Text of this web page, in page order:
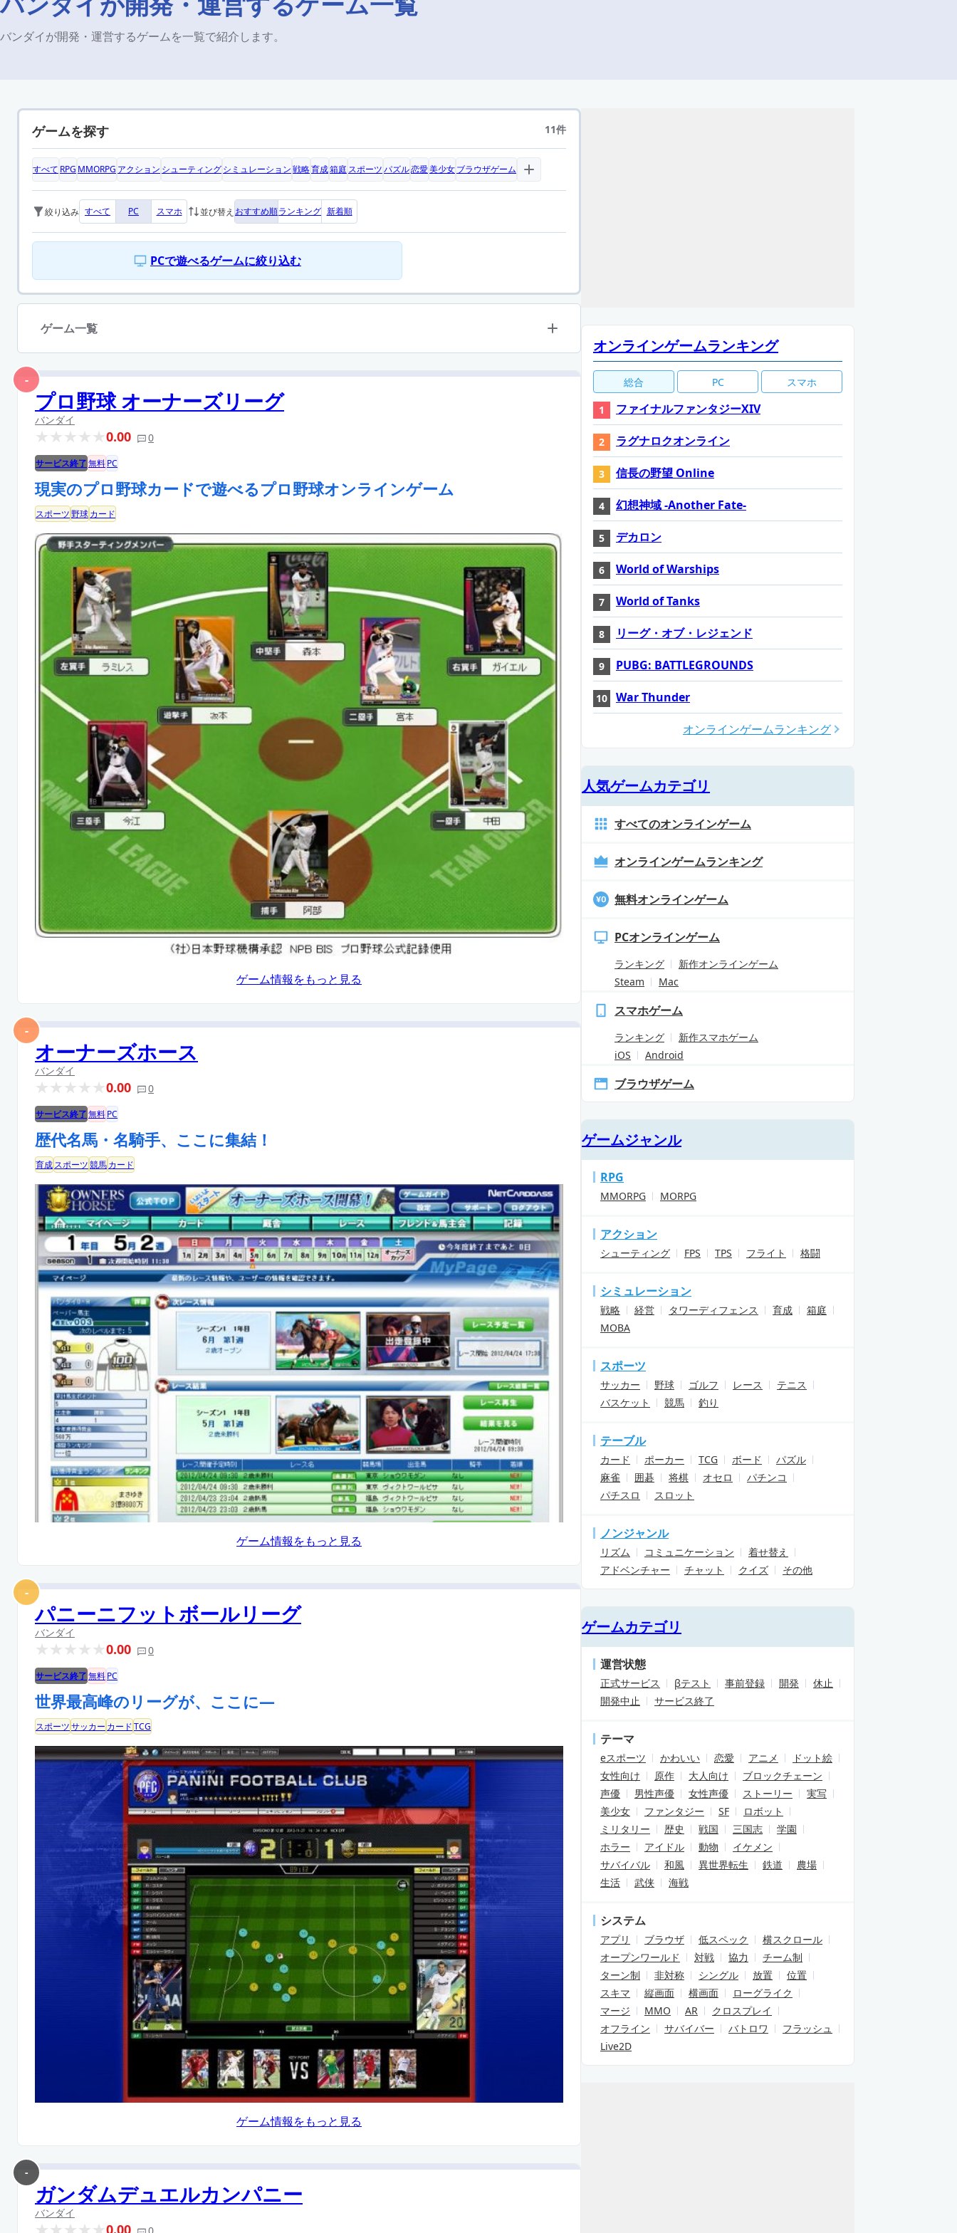
バンダイが開発・運営するゲームを一覧で紹介します。
ゲームを探す 11件
すべて RPG MMORPG アクション シューティングシミュレーション戦略育成箱庭 スポーツパズル恋愛美少女ブラウザゲーム
絞り込み すべて PC スマホ 並び替え おすすめ順ランキング 新着順
PCで遊べるゲームに絞り込む
ゲーム一覧
プロ野球 オーナーズリーグ
バンダイ
0.00 0
-
サービス終了無料PC
現実のプロ野球カードで遊べるプロ野球オンラインゲーム
スポーツ野球カード
ゲーム情報をもっと見る
オーナーズホース
バンダイ
0.00 0
-
サービス終了無料PC
歴代名馬・名騎手、ここに集結！
育成スポーツ競馬カード
ゲーム情報をもっと見る
パニーニフットボールリーグ
バンダイ
0.00 0
-
サービス終了無料PC
世界最高峰のリーグが、ここに―
スポーツサッカー カードTCG
ゲーム情報をもっと見る
ガンダムデュエルカンパニー
バンダイ
-
オンラインゲームランキング
総合 PC スマホ
ファイナルファンタジーXIV
ラグナロクオンライン
信長の野望 Online
幻想神域 -Another Fate-
デカロン
World of Warships
World of Tanks
リーグ・オブ・レジェンド
PUBG: BATTLEGROUNDS
War Thunder
オンラインゲームランキング
人気ゲームカテゴリ
すべてのオンラインゲーム
オンラインゲームランキング
無料オンラインゲーム
PCオンラインゲーム
ランキング
新作オンラインゲーム
Steam
Mac
スマホゲーム
ランキング
新作スマホゲーム
iOS
Android
ブラウザゲーム
ゲームジャンル
RPG
MMORPG MORPG
アクション
シューティング FPS TPS フライト 格闘
シミュレーション
戦略 経営 タワーディフェンス 育成
箱庭
MOBA
スポーツ
サッカー 野球 ゴルフ レース
テニス
バスケット
競馬 釣り
テーブル
カード ポーカー TCG ボード
パズル
麻雀
囲碁 将棋 オセロ
パチンコ
パチスロ
スロット
ノンジャンル
リズム コミュニケーション
着せ替え
アドベンチャー
チャット クイズ その他
ゲームカテゴリ
運営状態
正式サービス βテスト 事前登録 開発
休止
開発中止
サービス終了
テーマ
eスポーツ かわいい 恋愛 アニメ
ドット絵
女性向け
原作 大人向け
ブロックチェーン
声優
男性声優 女性声優 ストーリー
実写
美少女
ファンタジー SF
ロボット
ミリタリー
歴史 戦国 三国志
学園
ホラー
アイドル 動物
イケメン
サバイバル
和風 異世界転生 鉄道
農場
生活
武侠 海戦
システム
アプリ ブラウザ 低スペック
横スクロール
オープンワールド
対戦 協力
チーム制
ターン制
非対称 シングル 放置
位置
スキマ
縦画面 横画面
ローグライク
マージ
MMO AR
クロスプレイ
オフライン
サバイバー バトロワ
フラッシュ
Live2D